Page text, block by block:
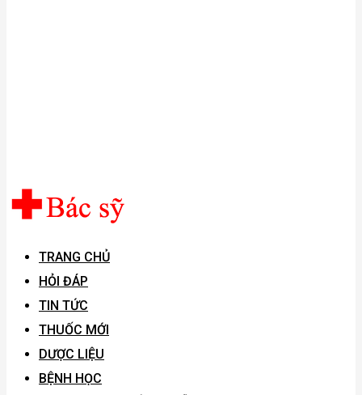
TRANG CHỦ
HỎI ĐÁP
TIN TỨC
THUỐC MỚI
DƯỢC LIỆU
BỆNH HỌC